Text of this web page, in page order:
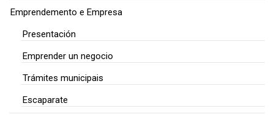
Emprendemento e Empresa
Presentación
Emprender un negocio
Trámites municipais
Escaparate